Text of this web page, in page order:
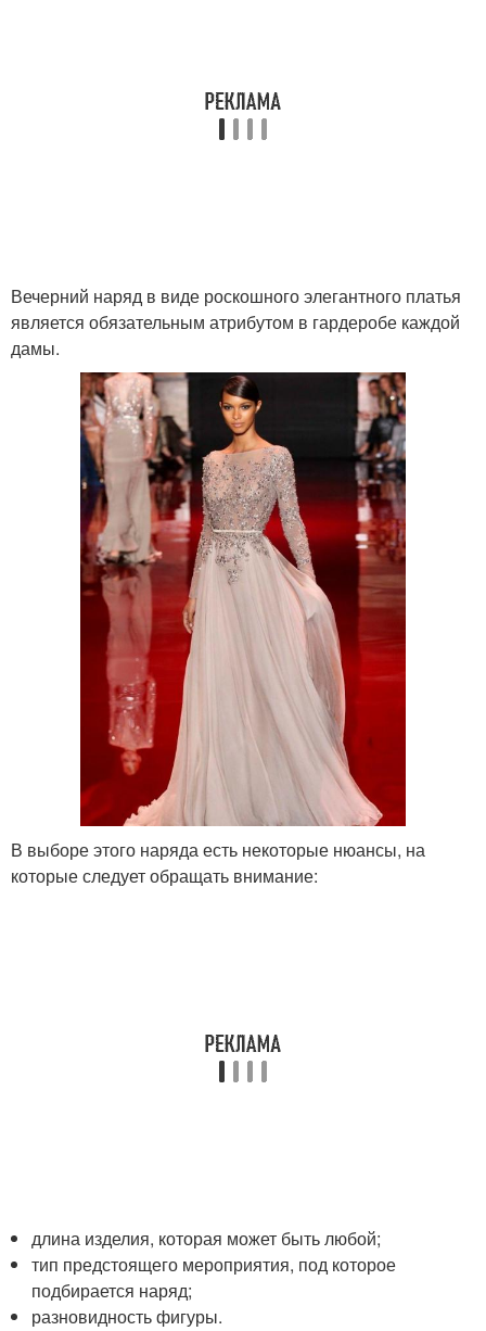
Вечерний наряд в виде роскошного элегантного платья
является обязательным атрибутом в гардеробе каждой
дамы.
В выборе этого наряда есть некоторые нюансы, на
которые следует обращать внимание:
длина изделия, которая может быть любой;
тип предстоящего мероприятия, под которое
подбирается наряд;
разновидность фигуры.